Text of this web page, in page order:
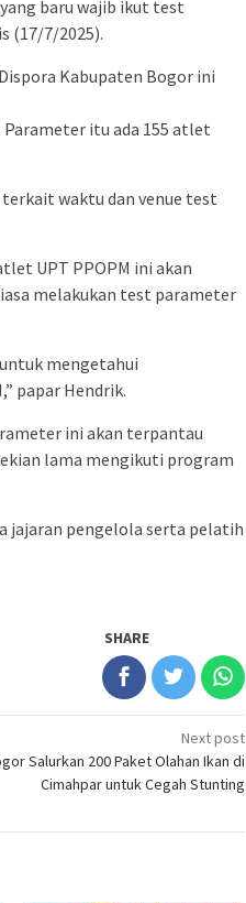
baru wajib ikut test
(17/7/2025).
Kabupaten Bogor ini
itu ada 155 atlet
terkait waktu dan venue test
UPT PPOPM ini akan
melakukan test parameter
mengetahui
papar Hendrik.
ini akan terpantau
lama mengikuti program
jajaran pengelola serta pelatih
SHARE
Next post
Salurkan 200 Paket Olahan Ikan di
Cimahpar untuk Cegah Stunting